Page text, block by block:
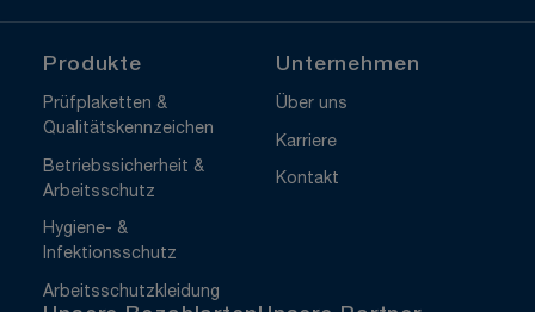
Produkte
Prüfplaketten &
Qualitätskennzeichen
Betriebssicherheit &
Arbeitsschutz
Hygiene- &
Infektionsschutz
Arbeitsschutzkleidung
Unternehmen
Über uns
Karriere
Kontakt